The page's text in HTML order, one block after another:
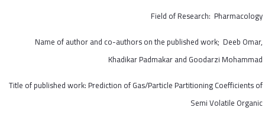
Field of Research: Pharmacology
Name of author and co-authors on the published work; Deeb Omar,
Khadikar Padmakar and Goodarzi Mohammad
Title of published work: Prediction of Gas/Particle Partitioning Coefficients of
Semi Volatile Organic